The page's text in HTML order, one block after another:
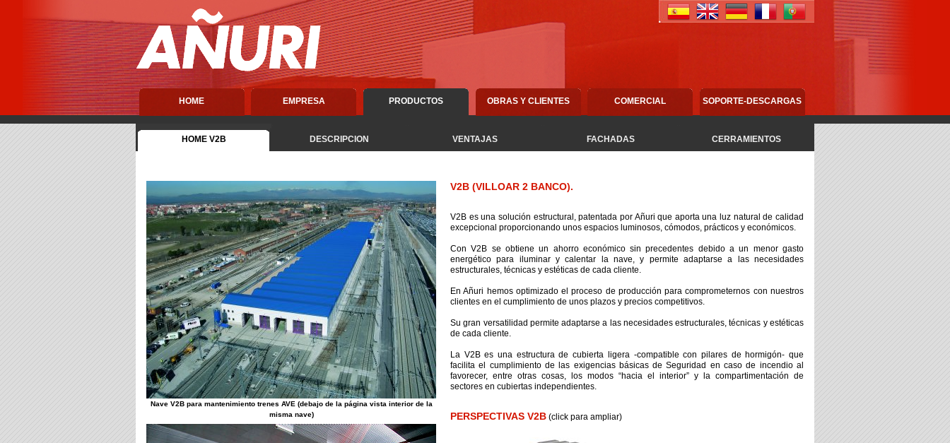
HOME EMPRESA PRODUCTOS OBRAS Y CLIENTES COMERCIAL SOPORTE-DESCARGAS
HOME V2B DESCRIPCION VENTAJAS FACHADAS CERRAMIENTOS
Nave V2B para mantenimiento trenes AVE (debajo de la página vista interior de la
misma nave)
V2B (VILLOAR 2 BANCO).
V2B es una solución estructural, patentada por Añuri que aporta una luz natural de calidad
excepcional proporcionando unos espacios luminosos, cómodos, prácticos y económicos.
Con V2B se obtiene un ahorro económico sin precedentes debido a un menor gasto
energético para iluminar y calentar la nave, y permite adaptarse a las necesidades
estructurales, técnicas y estéticas de cada cliente.
En Añuri hemos optimizado el proceso de producción para comprometernos con nuestros
clientes en el cumplimiento de unos plazos y precios competitivos.
Su gran versatilidad permite adaptarse a las necesidades estructurales, técnicas y estéticas
de cada cliente.
La V2B es una estructura de cubierta ligera -compatible con pilares de hormigón- que
facilita el cumplimiento de las exigencias básicas de Seguridad en caso de incendio al
favorecer, entre otras cosas, los modos “hacia el interior” y la compartimentación de
sectores en cubiertas independientes.
PERSPECTIVAS V2B (click para ampliar)